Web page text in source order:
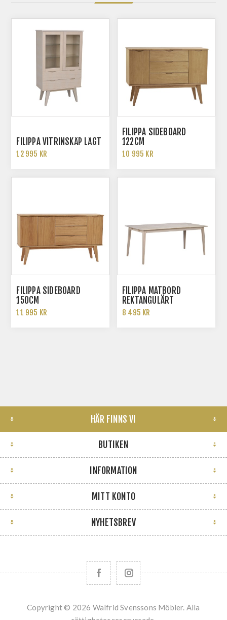
FILIPPA VITRINSKÅP LÅGT
12 995 KR
FILIPPA SIDEBOARD
122CM
10 995 KR
FILIPPA SIDEBOARD
150CM
11 995 KR
FILIPPA MATBORD
REKTANGULÄRT
8 495 KR
HÄR FINNS VI
BUTIKEN
INFORMATION
MITT KONTO
NYHETSBREV
Copyright © 2026 Walfrid Svenssons Möbler. Alla